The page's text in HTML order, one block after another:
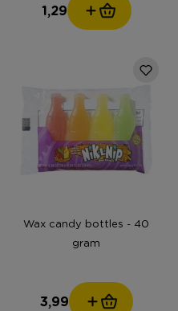
1,29
Wax candy bottles - 40
gram
3,99